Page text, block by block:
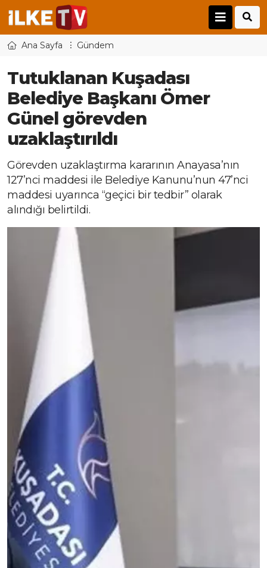
Ana Sayfa Gündem
Tutuklanan Kuşadası
Belediye Başkanı Ömer
Günel görevden
uzaklaştırıldı
Görevden uzaklaştırma kararının Anayasa’nın
127’nci maddesi ile Belediye Kanunu’nun 47’nci
maddesi uyarınca “geçici bir tedbir” olarak
alındığı belirtildi.